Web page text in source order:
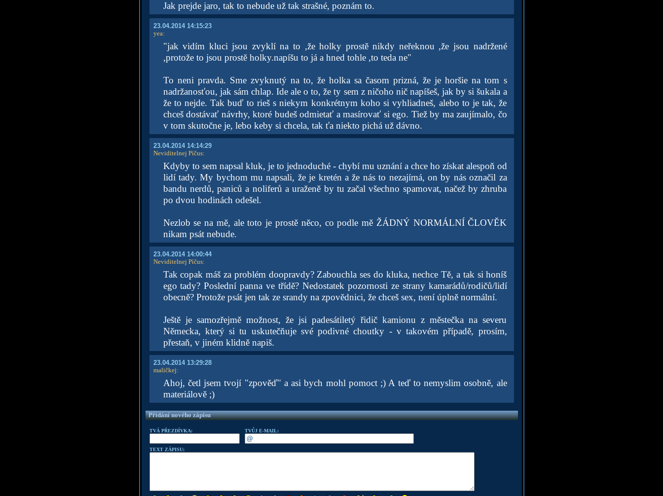
Jak prejde jaro, tak to nebude už tak strašné, poznám to.
23.04.2014 14:15:23
yea:
"jak vidím kluci jsou zvyklí na to ,že holky prostě nikdy neřeknou ,že jsou nadržené
,protože to jsou prostě holky.napíšu to já a hned tohle ,to teda ne"
To neni pravda. Sme zvyknutý na to, že holka sa časom prizná, že je horšie na tom s
nadržanosťou, jak sám chlap. Ide ale o to, že ty sem z ničoho nič napíšeš, jak by si šukala a
že to nejde. Tak buď to rieš s niekym konkrétnym koho si vyhliadneš, alebo to je tak, že
chceš dostávať návrhy, ktoré budeš odmietať a masírovať si ego. Tiež by ma zaujímalo, čo
v tom skutočne je, lebo keby si chcela, tak ťa niekto pichá už dávno.
23.04.2014 14:14:29
Neviditelnej Píčus:
Kdyby to sem napsal kluk, je to jednoduché - chybí mu uznání a chce ho získat alespoň od
lidí tady. My bychom mu napsali, že je kretén a že nás to nezajímá, on by nás označil za
bandu nerdů, paniců a noliferů a uraženě by tu začal všechno spamovat, načež by zhruba
po dvou hodinách odešel.
Nezlob se na mě, ale toto je prostě něco, co podle mě ŽÁDNÝ NORMÁLNÍ ČLOVĚK
nikam psát nebude.
23.04.2014 14:00:44
Neviditelnej Píčus:
Tak copak máš za problém doopravdy? Zabouchla ses do kluka, nechce Tě, a tak si honíš
ego tady? Poslední panna ve třídě? Nedostatek pozornosti ze strany kamarádů/rodičů/lidí
obecně? Protože psát jen tak ze srandy na zpovědnici, že chceš sex, není úplně normální.
Ještě je samozřejmě možnost, že jsi padesátiletý řidič kamionu z městečka na severu
Německa, který si tu uskutečňuje své podivné choutky - v takovém případě, prosím,
přestaň, v jiném klidně napiš.
23.04.2014 13:29:28
maličkej:
Ahoj, četl jsem tvojí "zpověď" a asi bych mohl pomoct ;) A teď to nemyslim osobně, ale
materiálově ;)
Přidání nového zápisu
TVÁ PŘEZDÍVKA: TVŮJ E-MAIL:
TEXT ZÁPISU: